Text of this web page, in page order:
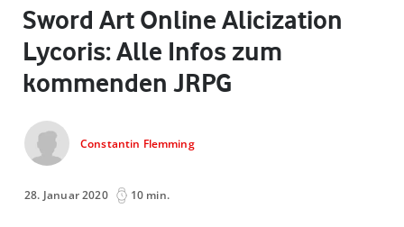
Sword Art Online Alicization
Lycoris: Alle Infos zum
kommenden JRPG
Constantin Flemming
28. Januar 2020 10 min.